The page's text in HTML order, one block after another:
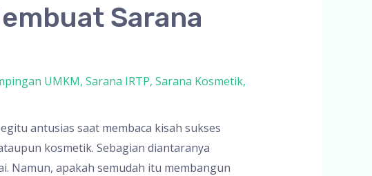
Sarana
UMKM, Sarana IRTP, Sarana Kosmetik,
antusias saat membaca kisah sukses
kosmetik. Sebagian diantaranya
Namun, apakah semudah itu membangun